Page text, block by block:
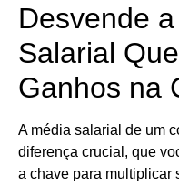
Desvende
Salarial
Ganhos na
A média salarial de um
diferença crucial, que
a chave para multiplicar